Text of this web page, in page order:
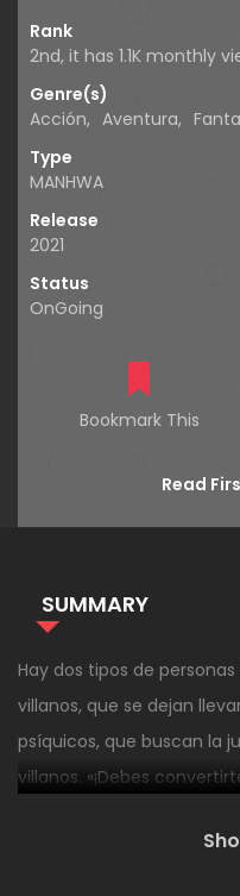
Rank
2nd, it has 1.1K monthly
Genre(s)
Acción, Aventura,
Type
MANHWA
Release
2021
Status
OnGoing
Bookmark This
Read
SUMMARY
Hay dos tipos de
villanos, que se dejan
psíquicos, que buscan la
villanos. «¡Debes
el asesinato de un